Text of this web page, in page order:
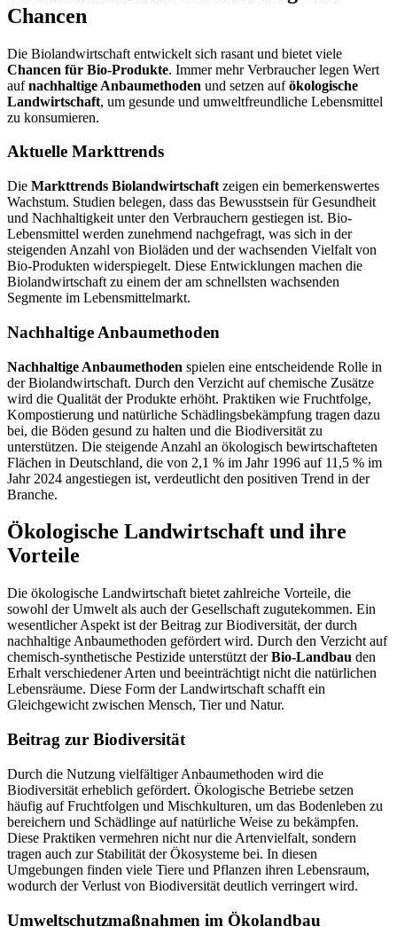
Chancen
Die Biolandwirtschaft entwickelt sich rasant und bietet viele
Chancen für Bio-Produkte. Immer mehr Verbraucher legen Wert
aufnachhaltige Anbaumethoden und setzen aufökologische
Landwirtschaft, um gesunde und umweltfreundliche Lebensmittel
zu konsumieren.
Aktuelle Markttrends
Die Markttrends Biolandwirtschaft zeigen ein bemerkenswertes
Wachstum. Studien belegen, dass das Bewusstsein für Gesundheit
und Nachhaltigkeit unter den Verbrauchern gestiegen ist. Bio-
Lebensmittel werden zunehmend nachgefragt, was sich in der
steigenden Anzahl von Bioläden und der wachsenden Vielfalt von
Bio-Produkten widerspiegelt. Diese Entwicklungen machen die
Biolandwirtschaft zu einem der am schnellsten wachsenden
Segmente im Lebensmittelmarkt.
Nachhaltige Anbaumethoden
Nachhaltige Anbaumethoden spielen eine entscheidende Rolle in
der Biolandwirtschaft. Durch den Verzicht auf chemische Zusätze
wird die Qualität der Produkte erhöht. Praktiken wie Fruchtfolge,
Kompostierung und natürliche Schädlingsbekämpfung tragen dazu
bei, die Böden gesund zu halten und die Biodiversität zu
unterstützen. Die steigende Anzahl an ökologisch bewirtschafteten
Flächen in Deutschland, die von 2,1 % im Jahr 1996 auf 11,5 % im
Jahr 2024 angestiegen ist, verdeutlicht den positiven Trend in der
Branche.
Ökologische Landwirtschaft und ihre
Vorteile
Die ökologische Landwirtschaft bietet zahlreiche Vorteile, die
sowohl der Umwelt als auch der Gesellschaft zugutekommen. Ein
wesentlicher Aspekt ist der Beitrag zur Biodiversität, der durch
nachhaltige Anbaumethoden gefördert wird. Durch den Verzicht auf
chemisch-synthetische Pestizide unterstützt derBio-Landbau den
Erhalt verschiedener Arten und beeinträchtigt nicht die natürlichen
Lebensräume. Diese Form der Landwirtschaft schafft ein
Gleichgewicht zwischen Mensch, Tier und Natur.
Beitrag zur Biodiversität
Durch die Nutzung vielfältiger Anbaumethoden wird die
Biodiversität erheblich gefördert. Ökologische Betriebe setzen
häufig auf Fruchtfolgen und Mischkulturen, um das Bodenleben zu
bereichern und Schädlinge auf natürliche Weise zu bekämpfen.
Diese Praktiken vermehren nicht nur die Artenvielfalt, sondern
tragen auch zur Stabilität der Ökosysteme bei. In diesen
Umgebungen finden viele Tiere und Pflanzen ihren Lebensraum,
wodurch der Verlust von Biodiversität deutlich verringert wird.
Umweltschutzmaßnahmen im Ökolandbau